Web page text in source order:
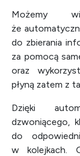
Możemy
że
do zbierania
za pomocą
oraz
płyną zatem z
Dzięki
dzwoniącego,
do
w kolejkach.